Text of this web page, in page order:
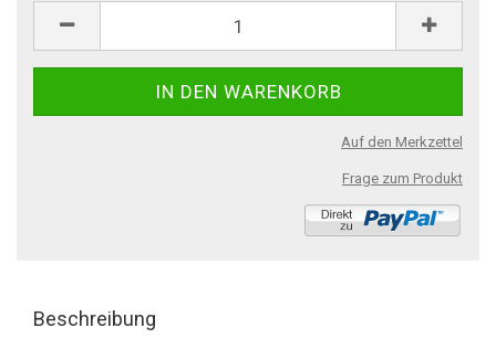
Auf den Merkzettel
Frage zum Produkt
Beschreibung